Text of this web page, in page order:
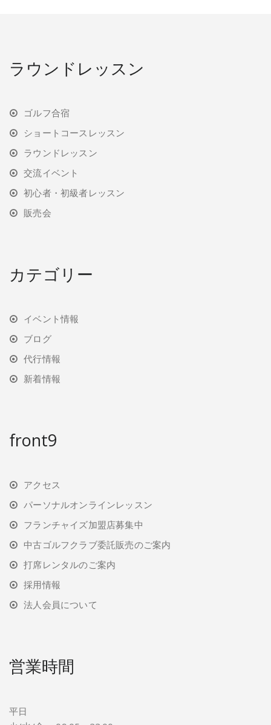
ラウンドレッスン
ゴルフ合宿
ショートコースレッスン
ラウンドレッスン
交流イベント
初心者・初級者レッスン
販売会
カテゴリー
イベント情報
ブログ
代行情報
新着情報
front9
アクセス
パーソナルオンラインレッスン
フランチャイズ加盟店募集中
中古ゴルフクラブ委託販売のご案内
打席レンタルのご案内
採用情報
法人会員について
営業時間
平日